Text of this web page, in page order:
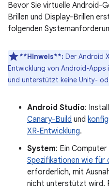
Bevor Sie virtuelle Android-
Brillen und Display-Brillen
folgenden
**Hinweis**: Der Android
Entwicklung von Android-
und unterstützt keine Unity-
Android Studio:
Canary-Build und
XR‑Entwicklung.
System: Ein
Spezifikationen wie für
erforderlich, mit
nicht unterstützt wird.